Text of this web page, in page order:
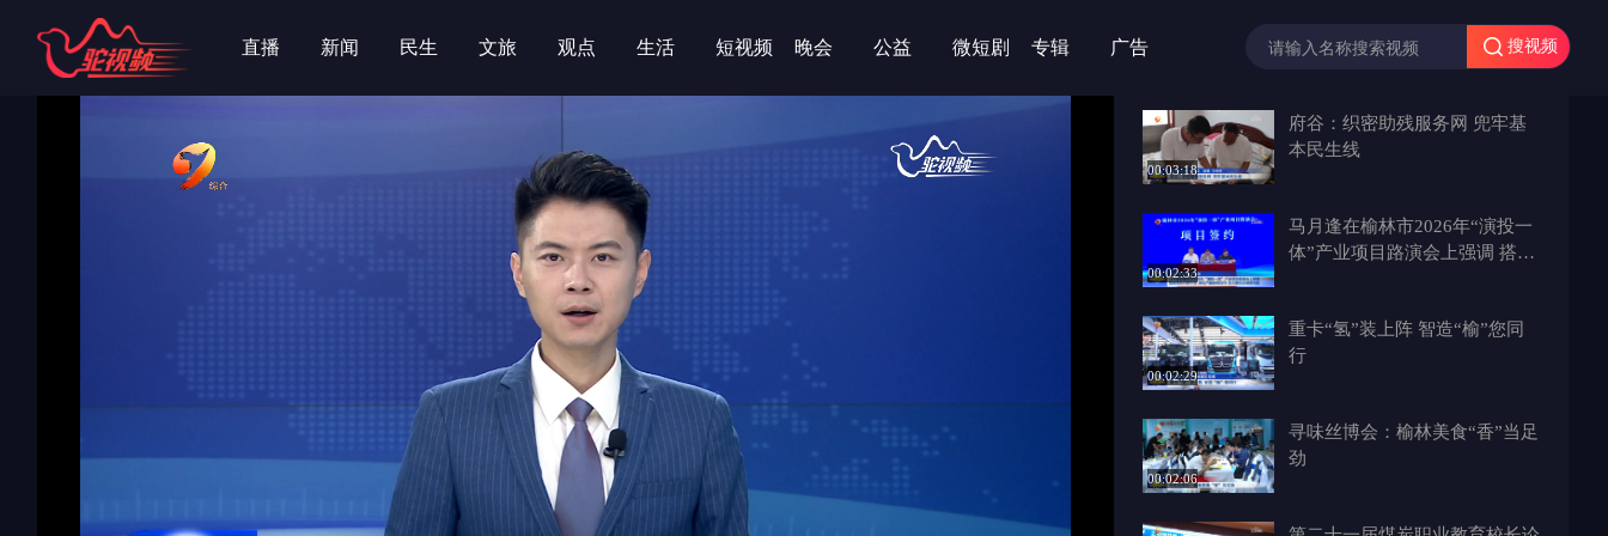
字
字 直播 新闻 民生 文旅 观点 生活 短视频 晚会 公益 微短剧 专辑 广告 搜视频
00:03:18
府谷：织密助残服务网 兜牢基
本民生线
00:02:33
马月逢在榆林市2026年“演投一
体”产业项目路演会上强调 搭建
00:02:29
重卡“氢”装上阵 智造“榆”您同
行
00:02:06
寻味丝博会：榆林美食“香”当足
劲